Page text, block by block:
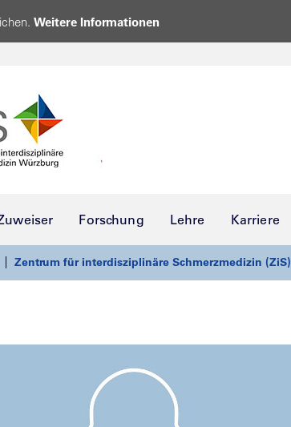
Weitere Informationen
Forschung Lehre Karriere
Zentrum für interdisziplinäre Schmerzmedizin (ZiS)